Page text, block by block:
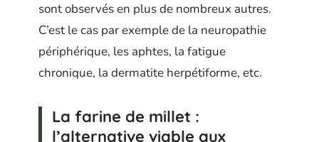
sont observés en plus de nombreux autres.
C’est le cas par exemple de la neuropathie
périphérique, les aphtes, la fatigue
chronique, la dermatite herpétiforme, etc.
La farine de millet :
l’alternative viable aux